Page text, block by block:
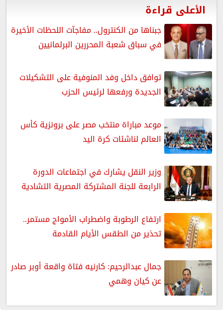
الأعلى قراءة
جبناها من الكنترول.. مفاجآت اللحظات الأخيرة
في سباق شعبة المحررين البرلمانيين
توافق داخل وفد المنوفية على التشكيلات
الجديدة ورفعها لرئيس الحزب
موعد مباراة منتخب مصر على برونزية كأس
العالم لناشئات كرة اليد
وزير النقل يشارك في اجتماعات الدورة
الرابعة للجنة المشتركة المصرية التشادية
ارتفاع الرطوبة واضطراب الأمواج مستمر..
تحذير من الطقس الأيام القادمة
جمال عبدالرحيم: كارنيه فتاة واقعة أوبر صادر
عن كيان وهمي